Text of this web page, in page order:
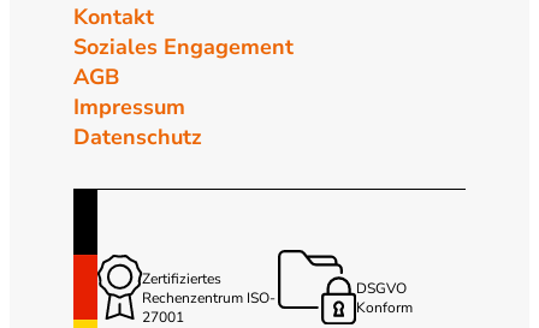
Kontakt
Soziales Engagement
AGB
Impressum
Datenschutz
Zertifiziertes
Rechenzentrum ISO-
27001
DSGVO
Konform